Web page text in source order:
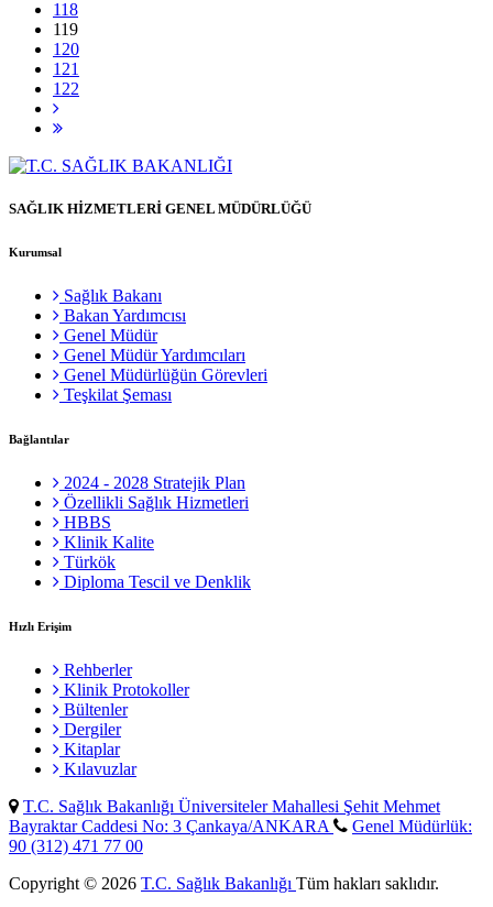
118
119
120
121
122
SAĞLIK HİZMETLERİ GENEL MÜDÜRLÜĞÜ
Kurumsal
Sağlık Bakanı
Bakan Yardımcısı
Genel Müdür
Genel Müdür Yardımcıları
Genel Müdürlüğün Görevleri
Teşkilat Şeması
Bağlantılar
2024 - 2028 Stratejik Plan
Özellikli Sağlık Hizmetleri
HBBS
Klinik Kalite
Türkök
Diploma Tescil ve Denklik
Hızlı Erişim
Rehberler
Klinik Protokoller
Bültenler
Dergiler
Kitaplar
Kılavuzlar
T.C. Sağlık Bakanlığı Üniversiteler Mahallesi Şehit Mehmet
Bayraktar Caddesi No: 3 Çankaya/ANKARA
Genel Müdürlük:
90 (312) 471 77 00
Copyright © 2026 T.C. Sağlık Bakanlığı Tüm hakları saklıdır.